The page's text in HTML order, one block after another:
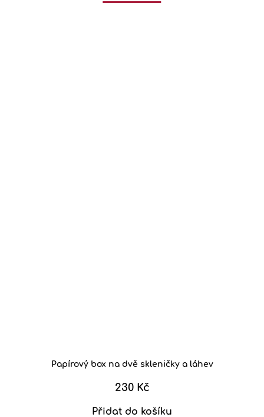
Papírový box na dvě skleničky a láhev
230 Kč
Přidat do košíku